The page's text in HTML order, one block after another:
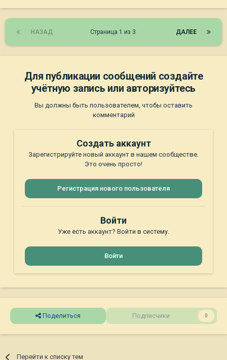
НАЗАД ДАЛЕЕ
Страница 1 из 3
Для публикации сообщений создайте
учётную запись или авторизуйтесь
Вы должны быть пользователем, чтобы оставить
комментарий
Создать аккаунт
Зарегистрируйте новый аккаунт в нашем сообществе.
Это очень просто!
Регистрация нового пользователя
Войти
Уже есть аккаунт? Войти в систему.
Войти
Поделиться Подписчики 0
Перейти к списку тем